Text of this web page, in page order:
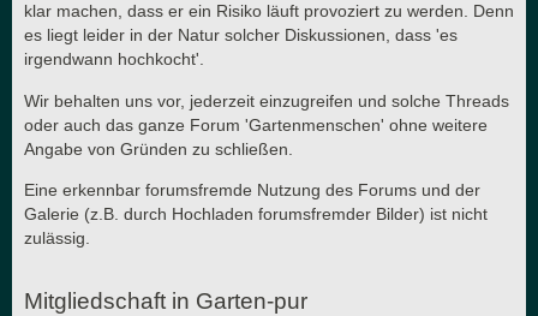
klar machen, dass er ein Risiko läuft provoziert zu werden. Denn
es liegt leider in der Natur solcher Diskussionen, dass 'es
irgendwann hochkocht'.
Wir behalten uns vor, jederzeit einzugreifen und solche Threads
oder auch das ganze Forum 'Gartenmenschen' ohne weitere
Angabe von Gründen zu schließen.
Eine erkennbar forumsfremde Nutzung des Forums und der
Galerie (z.B. durch Hochladen forumsfremder Bilder) ist nicht
zulässig.
Mitgliedschaft in Garten-pur